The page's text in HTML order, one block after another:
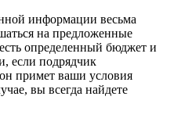
информации весьма
на предложенные
определенный бюджет и
если подрядчик
примет ваши условия
вы всегда найдете